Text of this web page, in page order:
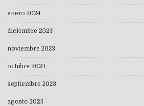
enero 2024
diciembre 2023
noviembre 2023
octubre 2023
septiembre 2023
agosto 2023